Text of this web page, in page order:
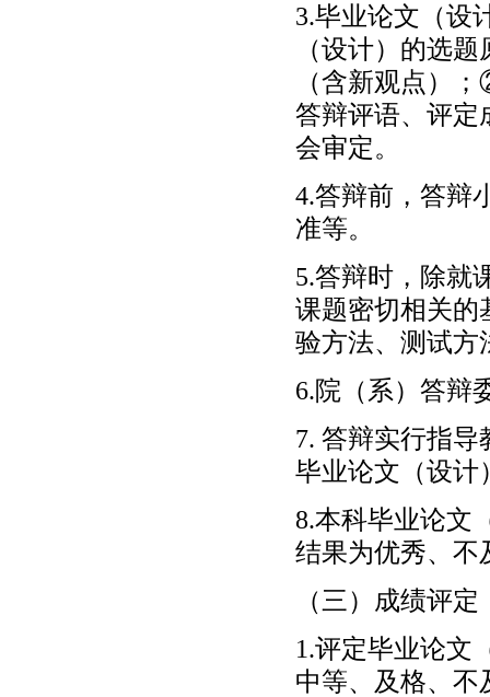
3.毕业论文（设
（设计）的选
（含新观点）
答辩评语、评定
会审定。
4.答辩前，答辩
准等。
5.答辩时，除就
课题密切相关的
验方法、测试方
6.院（系）答辩
7. 答辩实行指
毕业论文（设计
8.本科毕业论文
结果为优秀、不
（三）成绩评定
1.评定毕业论文
中等、及格、不